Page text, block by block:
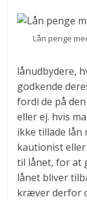
Lån penge
lånudbydere,
godkende
fordi de på
eller ej. hvis
ikke tillade lån
kautionist
til lånet, for at
lånet bliver
kræver derfor